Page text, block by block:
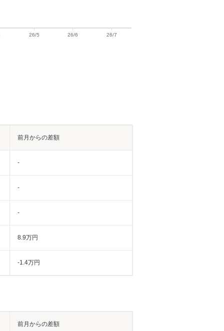
前月からの差額
-
-
-
8.9万円
-1.4万円
前月からの差額